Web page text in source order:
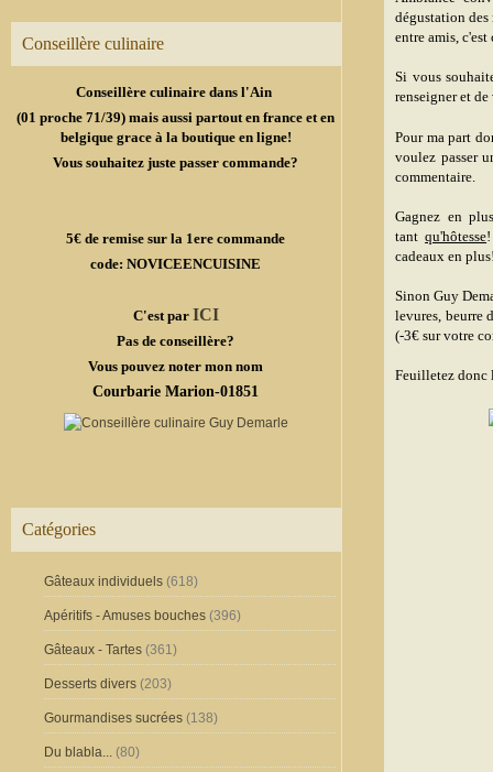
Conseillère culinaire
Conseillère culinaire dans l'Ain
(01 proche 71/39) mais aussi partout en france et en
belgique grace à la boutique en ligne!
Vous souhaitez juste passer commande?
5€ de remise sur la 1ere commande
code: NOVICEENCUISINE
C'est par ICI
Pas de conseillère?
Vous pouvez noter mon nom
Courbarie Marion-01851
Catégories
Gâteaux individuels (618)
Apéritifs - Amuses bouches (396)
Gâteaux - Tartes (361)
Desserts divers (203)
Gourmandises sucrées (138)
Du blabla... (80)
dégustation
entre amis,
Si vous
renseigner et
Pour ma part
voulez passer
commentaire.
Gagnez en
tantqu'hôtesse!
cadeaux en
Sinon Guy
levures, beurre
(-3€ sur votre
Feuilletez donc